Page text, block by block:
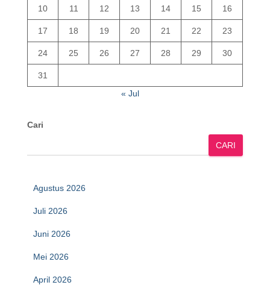
10 11 12 13 14 15 16
17 18 19 20 21 22 23
24 25 26 27 28 29 30
31
« Jul
Cari
CARI
Agustus 2026
Juli 2026
Juni 2026
Mei 2026
April 2026